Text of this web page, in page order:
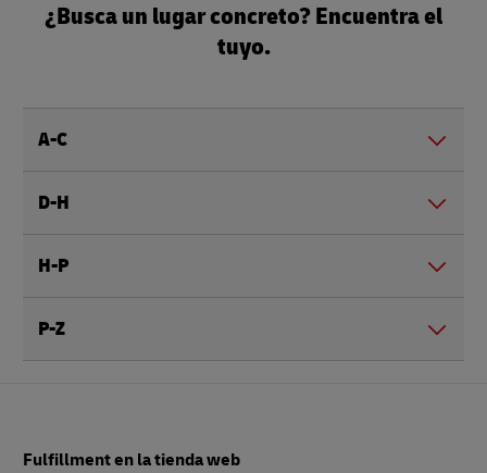
¿Busca un lugar concreto? Encuentra el
tuyo.
A-C
D-H
H-P
P-Z
de
Fulfillment en la tienda web